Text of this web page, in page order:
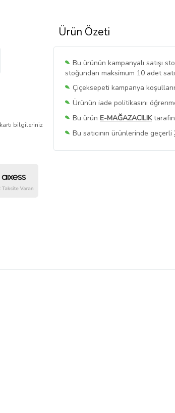
Ürün Özeti
Bu ürünün kampanyalı satışı
stoğundan maksimum 10 adet
Çiçeksepeti kampanya
Ürünün iade politikasını
Bu ürün E-MAĞAZACILIK
Bu satıcının ürünlerinde geçerli
Bu SatıcınınTüm Ürünlerini
bilgileriniz